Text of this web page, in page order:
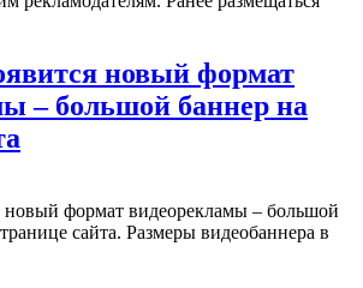
новый формат
– большой баннер на
новый формат видеорекламы – большой
сайта. Размеры видеобаннера в